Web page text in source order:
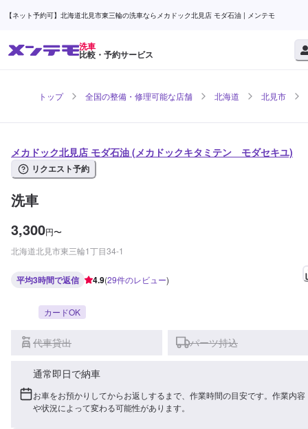
【ネット予約可】北海道北見市東三輪の洗車ならメカドック北見店 モダ石油 | メンテモ
洗車
比較・予約サービス
トップ 全国の整備・修理可能な店舗 北海道 北見市
メカドック北見店 モダ石油 (メカドックキタミテン モダセキユ)
リクエスト予約
洗車
3,300円〜
北海道北見市東三輪1丁目34-1
平均3時間で返信 4.9(29件のレビュー)
カードOK
代車貸出 パーツ持込
通常即日で納車
お車をお預かりしてからお返しするまで、作業時間の目安です。作業内容
や状況によって変わる可能性があります。